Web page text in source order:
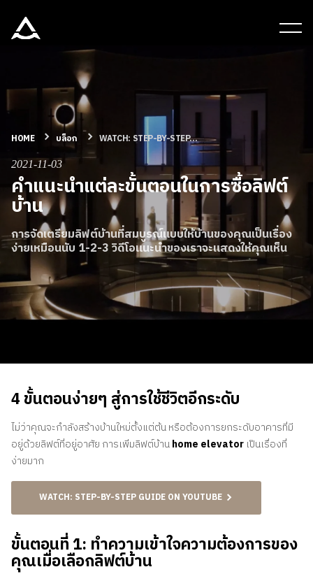
เครื่องมือและเอกสาร
บล็อก & ข่าวสาร
ผลิตภัณฑ์
เกี่ยวกับ ARITCO
สําหรับมืออาชีพ
สั่งซื้อ Digital HomeKit
ติดต่อเรา
คําถามที่พบบ่อย
HOME บล็อก WATCH: STEP-BY-STEP...
2021-11-03
คำแนะนำแต่ละขั้นตอนในการซื้อลิฟต์
บ้าน
การจัดเตรียมลิฟต์บ้านที่สมบูรณ์แบบให้บ้านของคุณเป็นเรื่อง
ง่ายเหมือนนับ 1-2-3 วิดีโอแนะนำของเราจะแสดงให้คุณเห็น
4 ขั้นตอนง่ายๆ สู่การใช้ชีวิตอีกระดับ
ไม่ว่าคุณจะกำลังสร้างบ้านใหม่ตั้งแต่ต้น หรือต้องการยกระดับอาคารที่มี
อยู่ด้วยลิฟต์ที่อยู่อาศัย การเพิ่มลิฟต์บ้านhome elevator เป็นเรื่องที่
ง่ายมาก
WATCH: STEP-BY-STEP GUIDE ON YOUTUBE
ขั้นตอนที่ 1: ทำความเข้าใจความต้องการของ
คุณเมื่อเลือกลิฟต์บ้าน